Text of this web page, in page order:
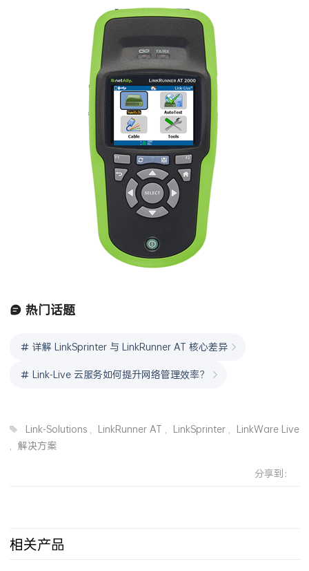
热门话题
详解 LinkSprinter 与 LinkRunner AT 核心差异
Link-Live 云服务如何提升网络管理效率？
Link-Solutions, LinkRunner AT LinkSprinter,
LinkWare Live
解决方案
分享到：
相关产品